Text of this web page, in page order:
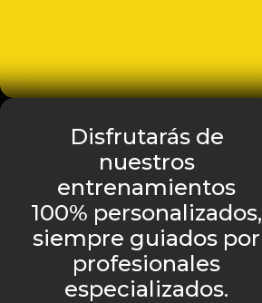
Disfrutarás de
nuestros
entrenamientos
100% personalizados,
siempre guiados por
profesionales
especializados.